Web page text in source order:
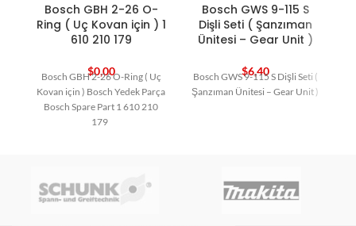
Bosch GBH 2-26 O-
Ring ( Uç Kovan için ) 1
610 210 179
$0,00
Bosch GBH 2-26 O-Ring ( Uç
Kovan için ) Bosch Yedek Parça
Bosch Spare Part 1 610 210
179
Bosch GWS 9-115 S
Dişli Seti ( Şanzıman
Ünitesi – Gear Unit )
$6,40
Bosch GWS 9-115 S Dişli Seti (
Şanzıman Ünitesi – Gear Unit )